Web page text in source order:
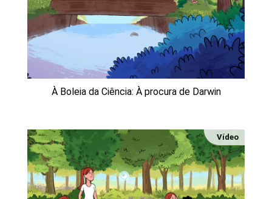
À Boleia da Ciência: À procura de Darwin
Vídeo